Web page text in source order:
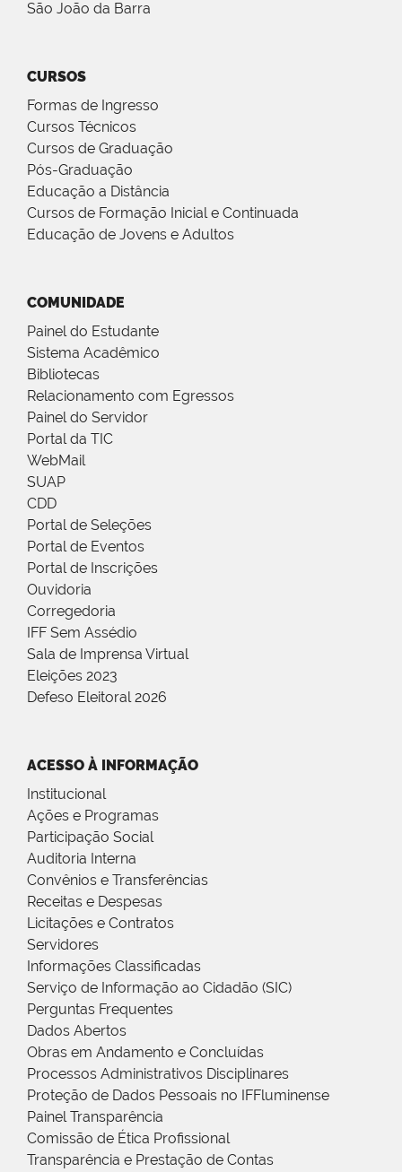
São João da Barra
CURSOS
Formas de Ingresso
Cursos Técnicos
Cursos de Graduação
Pós-Graduação
Educação a Distância
Cursos de Formação Inicial e Continuada
Educação de Jovens e Adultos
COMUNIDADE
Painel do Estudante
Sistema Acadêmico
Bibliotecas
Relacionamento com Egressos
Painel do Servidor
Portal da TIC
WebMail
SUAP
CDD
Portal de Seleções
Portal de Eventos
Portal de Inscrições
Ouvidoria
Corregedoria
IFF Sem Assédio
Sala de Imprensa Virtual
Eleições 2023
Defeso Eleitoral 2026
ACESSO À INFORMAÇÃO
Institucional
Ações e Programas
Participação Social
Auditoria Interna
Convênios e Transferências
Receitas e Despesas
Licitações e Contratos
Servidores
Informações Classificadas
Serviço de Informação ao Cidadão (SIC)
Perguntas Frequentes
Dados Abertos
Obras em Andamento e Concluídas
Processos Administrativos Disciplinares
Proteção de Dados Pessoais no IFFluminense
Painel Transparência
Comissão de Ética Profissional
Transparência e Prestação de Contas